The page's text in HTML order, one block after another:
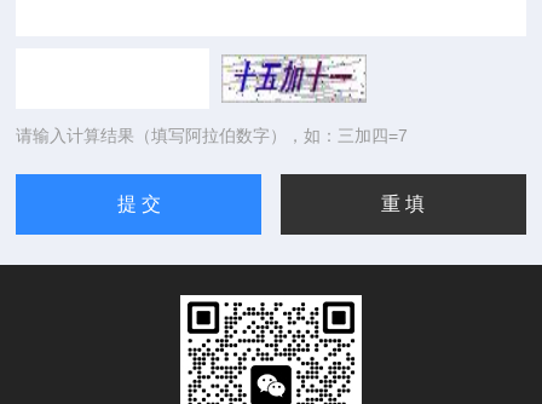
请输入计算结果（填写阿拉伯数字），如：三加四=7